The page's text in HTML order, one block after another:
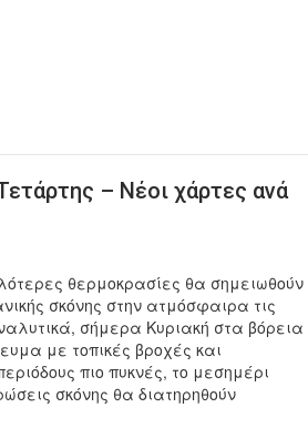
– Νέοι χάρτες ανά
θερμοκρασίες θα σημειωθούν
σκόνης στην ατμόσφαιρα τις
σήμερα Κυριακή στα βόρεια
με τοπικές βροχές και
πιο πυκνές, το μεσημέρι
σκόνης θα διατηρηθούν